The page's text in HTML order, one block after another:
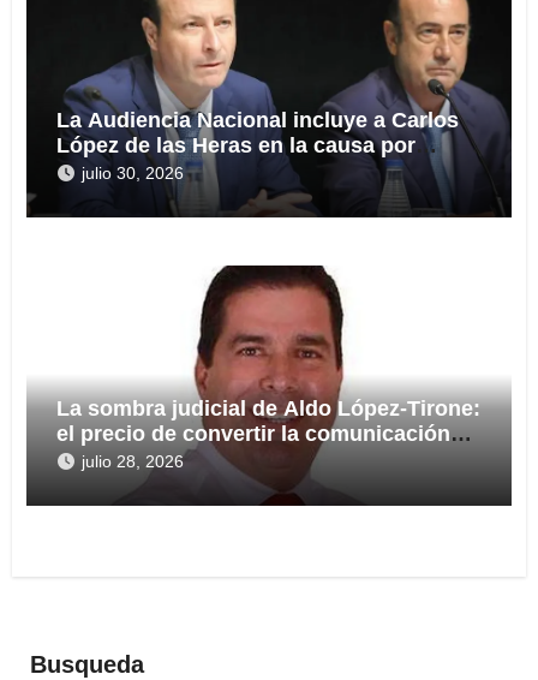
La Audiencia Nacional incluye a Carlos
López de las Heras en la causa por
presuntas irregularidades en el rescate
de 112,8 millones a Tubos Reunidos
julio 30, 2026
La sombra judicial de Aldo López-Tirone:
el precio de convertir la comunicación
en arma
julio 28, 2026
Busqueda